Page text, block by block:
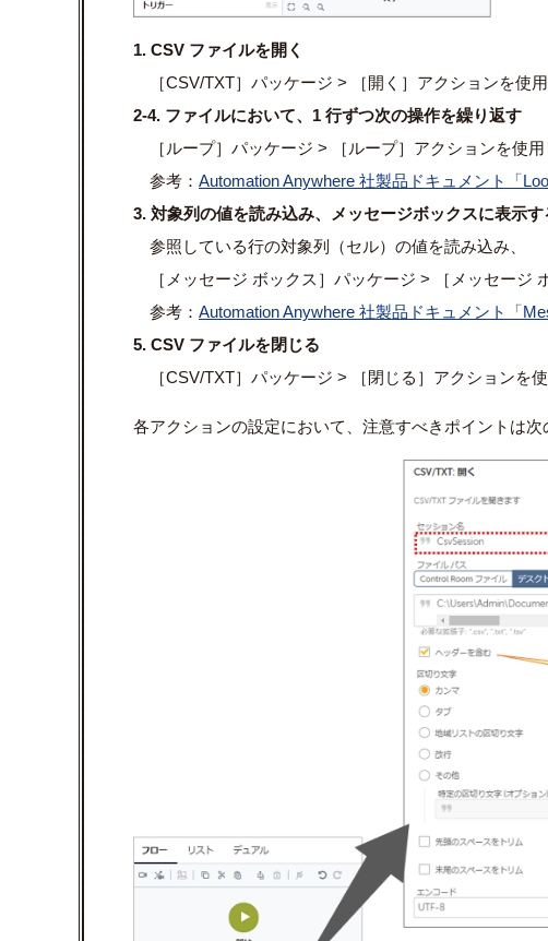
1. CSV ファイルを開く
［CSV/TXT］パッケージ > ［開く］アクションを使
2-4. ファイルにおいて、1 行ずつ次の操作を繰り返す
［ループ］パッケージ > ［ループ］アクションを使用
参考： Automation Anywhere 社製品ドキュメント「
3. 対象列の値を読み込み、メッセージボックスに表示す
参照している行の対象列（セル）の値を読み込み、
［メッセージ ボックス］パッケージ > ［メッセージ
参考： Automation Anywhere 社製品ドキュメント「
5. CSV ファイルを閉じる
［CSV/TXT］パッケージ > ［閉じる］アクションを
各アクションの設定において、注意すべきポイントは次